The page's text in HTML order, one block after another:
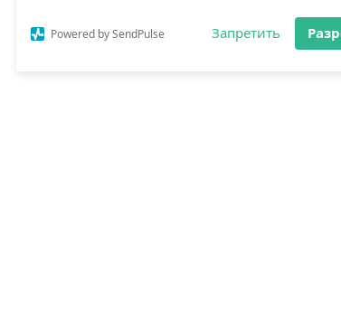
Разрешите сайту parfum-moscow.com
отправлять вам уведомления на